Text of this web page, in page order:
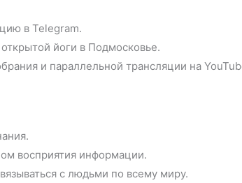
в Telegram.
йоги в Подмосковье.
и параллельной трансляции на
восприятия информации.
с людьми по всему миру.